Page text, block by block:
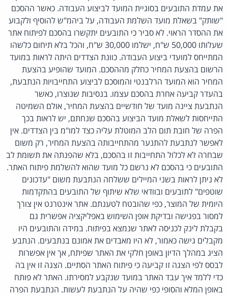
את עמדת התובעים בסוגיית המועד לביצוע העבודה. כאשר ההסכם
"שותק" בשאלת מועד השלמת העבודה, על ביהמ"ש להוסיף ולקבוע
את ההסדר הראוי. לא סביר כי התובעים יתקשרו בהסכם לפיתוח אתר
שעלותו 50,000 ש"ח, ישלמו 30,000 ש"ח, והכל בלא תיחום כלשהו
המתייחס למועדי ביצוע העבודה. כוונת הצדדים היתה לראות במועד
הרשום בהצעת המחיר כחלק מההסכם. המועד שהופיע בהצעת
המחיר הוא המועד הרלבנטי והמוסכם לביצוע התחייבויות הנתבעת,
בהעדר קביעה אחרת בהסכם עצמו. בנסיבות שנוצרו, כאשר
הנתבעת ציינה מועד של חודשיים בהצעת המחיר, אולם השמיטה
התייחסות לשאלת מועד הביצוע בהסכם שנחתם, יש לראות בכך
הפרה של חובת תום הלב המוטלת עליה כצד למו"מ בין הצדדים. אין
לאפשר לנתבעת להתנער מהתחייבותה בהצעת המחיר, רק משום
שבחרה לא לכלול התחייבות זו בהסכם, בלא שהפנתה את תשומת לב
התובעים כי בהסכם לא נרשם כל מועד שהוא להשלמת פיתוח האתר.
לא ניתן לראות בשני המיילים ששלחה הנתבעת משום "עדכונים
שוטפים" לתובעים ובוודאי שלא שיתוף של התובעים בהתקדמות
היומית של המוצר, כפי שהובטח לטענתם. אתר אינטרנט אין צורך
למסור בפגישה ובדיקת אופן השימוש באפליקציה אפשרית גם
בקבלת לינק לכניסה לאתר שנמצא בפיתוח. במידה והתובעים היו
מקבלים גישה כאמור, לא היו מאבדים את אמונם בנתבעים. הנתבע
הציג במהלך הדיון באופן חלקי את האתר שפיתח, אך אין אפשרות
לבסס לפי הצגה זו קביעה כי פיתוח האתר הסתיים. הצגה זו אין בה
כדי ללמד איך עבד האתר במועד שנקבע למסירתו. האתר לא פותח
באופן המלא והסופי כפי שהיה על הנתבעת לעשות. הנתבעת הפרה